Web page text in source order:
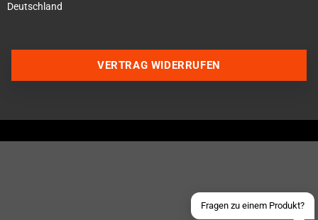
Deutschland
Fragen zu einem Produkt?
Über WhatsApp schreiben
Schick uns eine eMail
VERTRAG WIDERRUFEN